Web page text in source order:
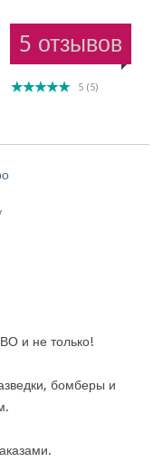
5 отзывов
5 (5)
и не только!
бомберы и